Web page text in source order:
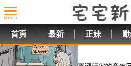
首頁 最新 正妹